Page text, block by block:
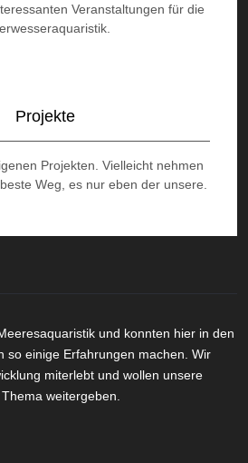
Veranstaltungen für die
Projekte
Projekten. Vielleicht nehmen
Weg, es nur eben der unsere.
und konnten hier in den
so einige Erfahrungen machen. Wir
miterlebt und wollen unsere
weitergeben.